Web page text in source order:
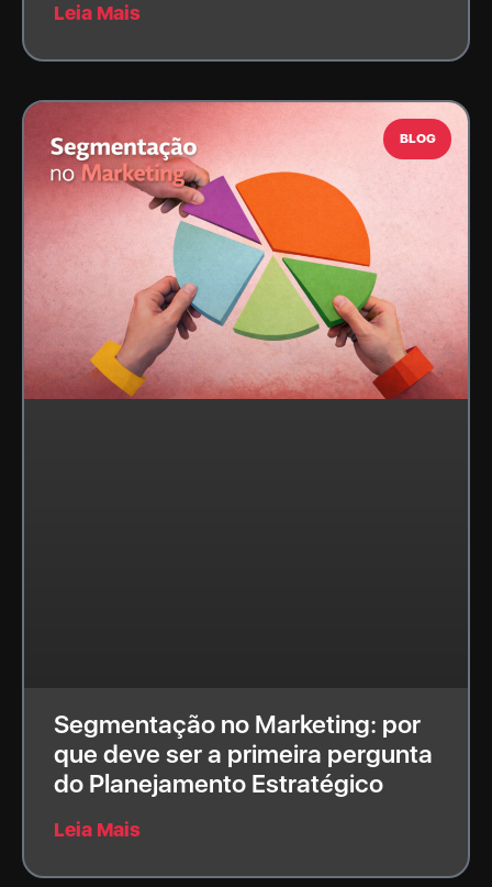
Leia Mais
BLOG
Segmentação no Marketing: por
que deve ser a primeira pergunta
do Planejamento Estratégico
Leia Mais